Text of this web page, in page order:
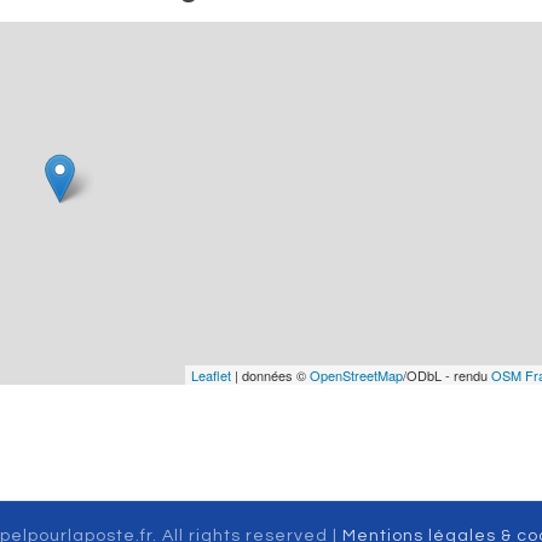
Leaflet | données ©OpenStreetMap/ODbL - renduOSM
All rights reserved | Mentions légales &